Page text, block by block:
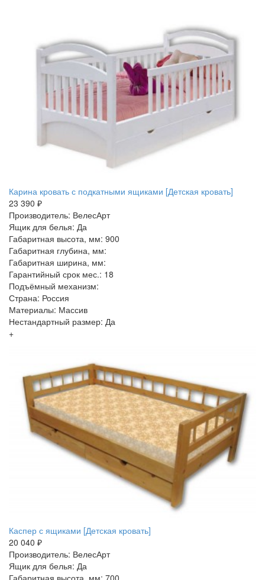
Карина кровать с подкатными ящиками [Детская кровать]
23 390 ₽
Производитель: ВелесАрт
Ящик для белья: Да
Габаритная высота, мм: 900
Габаритная глубина, мм:
Габаритная ширина, мм:
Гарантийный срок мес.: 18
Подъёмный механизм:
Страна: Россия
Материалы: Массив
Нестандартный размер: Да
+
Каспер с ящиками [Детская кровать]
20 040 ₽
Производитель: ВелесАрт
Ящик для белья: Да
Габаритная высота, мм: 700